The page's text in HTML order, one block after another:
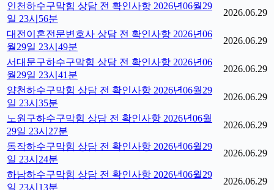
인천하수구막힘 상담 전 확인사항 2026년06월29
일 23시56분
2026.06.29
대전이혼전문변호사 상담 전 확인사항 2026년06
월29일 23시49분
2026.06.29
서대문구하수구막힘 상담 전 확인사항 2026년06
월29일 23시41분
2026.06.29
양천하수구막힘 상담 전 확인사항 2026년06월29
일 23시35분
2026.06.29
노원구하수구막힘 상담 전 확인사항 2026년06월
29일 23시27분
2026.06.29
동작하수구막힘 상담 전 확인사항 2026년06월29
일 23시24분
2026.06.29
하남하수구막힘 상담 전 확인사항 2026년06월29
일 23시13분
2026.06.29